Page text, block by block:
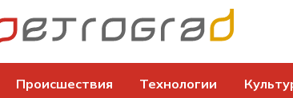
Происшествия Технологии